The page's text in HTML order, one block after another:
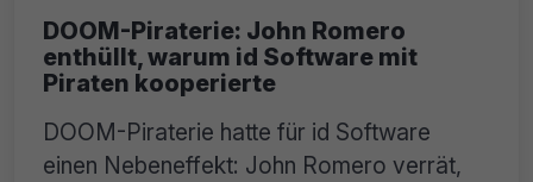
DOOM-Piraterie: John Romero
enthüllt, warum id Software mit
Piraten kooperierte
DOOM-Piraterie hatte für id Software
einen Nebeneffekt: John Romero verrät,